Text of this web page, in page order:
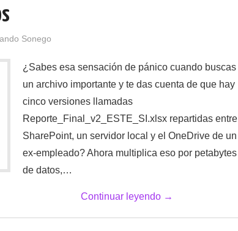
Sonego
¿Sabes esa sensación de pánico cuando buscas
un archivo importante y te das cuenta de que hay
cinco versiones llamadas
Reporte_Final_v2_ESTE_SI.xlsx repartidas entre
SharePoint, un servidor local y el OneDrive de un
ex-empleado? Ahora multiplica eso por petabytes
de datos,…
Continuar leyendo →